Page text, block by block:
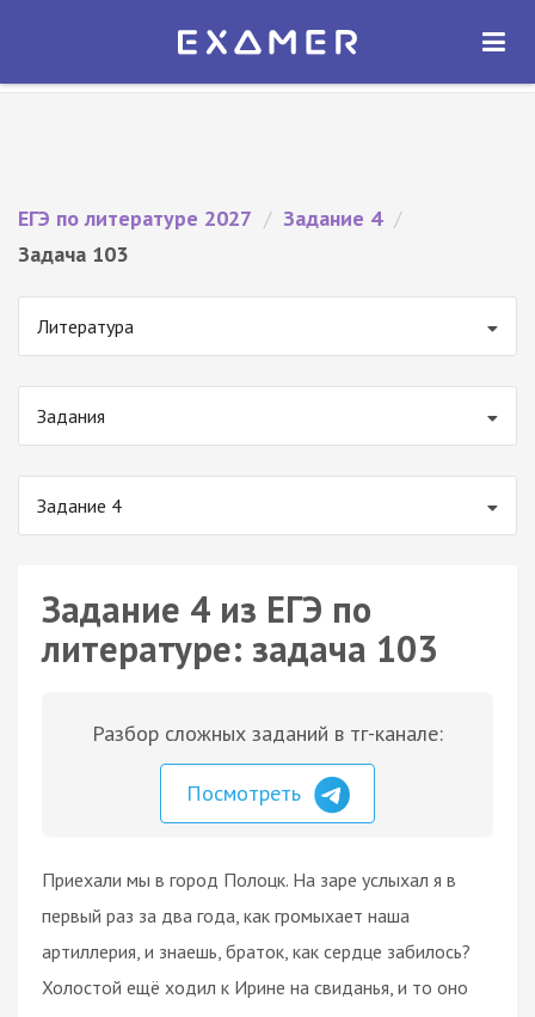
Экзамер — ЕГЭ 2027
ОТКРЫТЬ
ЕГЭ по литературе 2027 / Задание 4 /
Задача 103
Литература
Задания
Задание 4
Задание 4 из ЕГЭ по
литературе: задача 103
Разбор сложных заданий в тг-канале:
Посмотреть
Приехали мы в город Полоцк. На заре услыхал я в
первый раз за два года, как громыхает наша
артиллерия, и знаешь, браток, как сердце забилось?
Холостой ещё ходил к Ирине на свиданья, и то оно